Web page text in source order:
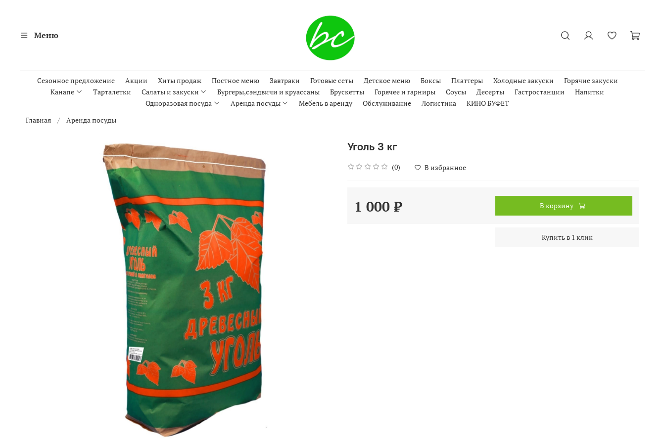
Меню
Сезонное предложение Акции Хиты продаж Постное меню Завтраки Готовые сеты Детское меню Боксы Платтеры Холодные закуски
Горячие закуски
Канапе
Тарталетки Салаты и закуски Бургеры,сэндвичи и круассаны Брускетты Горячее и гарниры Соусы Десерты Гастростанции
Напитки
Одноразовая посуда
Аренда посуды Мебель в аренду Обслуживание Логистика
КИНО БУФЕТ
Главная
Аренда посуды
Уголь 3 кг
(0) В избранное
1 000 ₽ В корзину
Купить в 1 клик